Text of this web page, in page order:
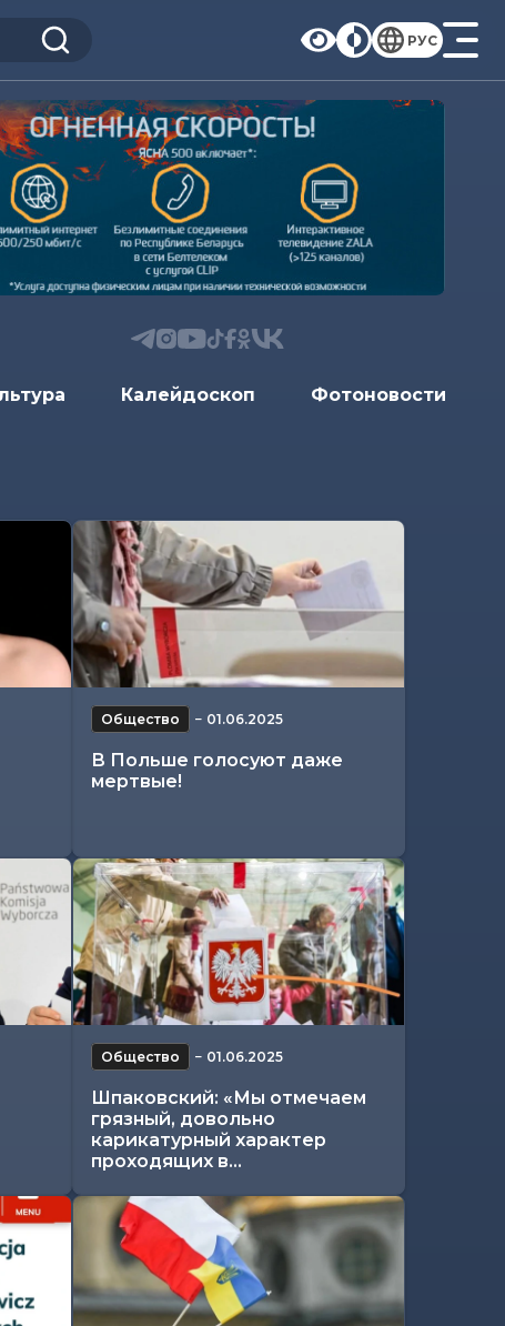
РУС
Калейдоскоп Фотоновости
Общество − 01.06.2025
В Польше голосуют даже
мертвые!
Общество − 01.06.2025
Шпаковский: «Мы отмечаем
грязный, довольно
карикатурный характер
проходящих в...